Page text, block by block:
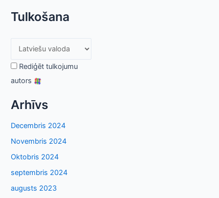
Tulkošana
Rediģēt tulkojumu
autors
Arhīvs
Decembris 2024
Novembris 2024
Oktobris 2024
septembris 2024
augusts 2023